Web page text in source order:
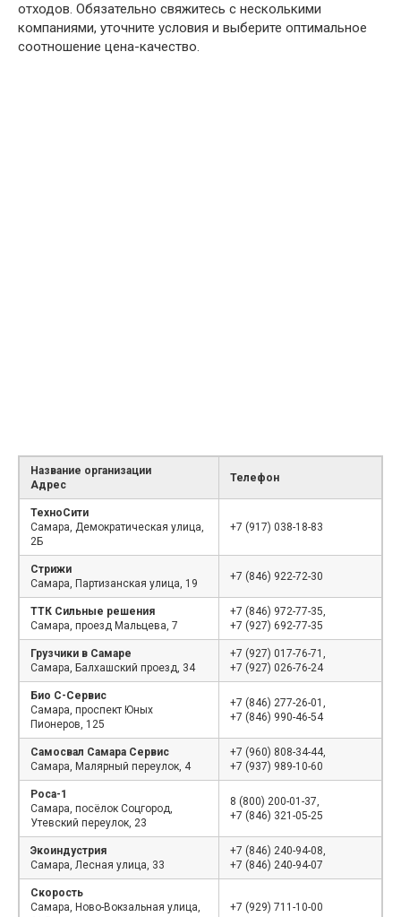
отходов. Обязательно свяжитесь с несколькими
компаниями, уточните условия и выберите оптимальное
соотношение цена-качество.
Название организации
Адрес
Телефон
ТехноСити
Самара, Демократическая улица,
2Б
+7 (917) 038-18-83
Стрижи
Самара, Партизанская улица, 19
+7 (846) 922-72-30
ТТК Сильные решения
Самара, проезд Мальцева, 7
+7 (846) 972-77-35,
+7 (927) 692-77-35
Грузчики в Самаре
Самара, Балхашский проезд, 34
+7 (927) 017-76-71,
+7 (927) 026-76-24
Био С-Сервис
Самара, проспект Юных
Пионеров, 125
+7 (846) 277-26-01,
+7 (846) 990-46-54
Самосвал Самара Сервис
Самара, Малярный переулок, 4
+7 (960) 808-34-44,
+7 (937) 989-10-60
Роса-1
Самара, посёлок Соцгород,
Утевский переулок, 23
8 (800) 200-01-37,
+7 (846) 321-05-25
Экоиндустрия
Самара, Лесная улица, 33
+7 (846) 240-94-08,
+7 (846) 240-94-07
Скорость
Самара, Ново-Вокзальная улица,
+7 (929) 711-10-00